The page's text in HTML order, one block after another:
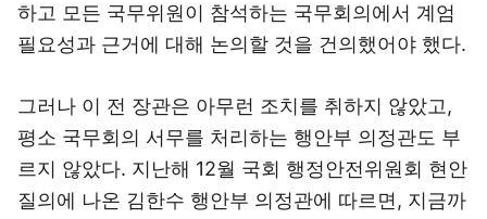
하고 모든 국무위원이 참석하는 국무회의에서 계엄
필요성과 근거에 대해 논의할 것을 건의했어야 했다.
그러나 이 전 장관은 아무런 조치를 취하지 않았고,
평소 국무회의 서무를 처리하는 행안부 의정관도 부
르지 않았다. 지난해 12월 국회 행정안전위원회 현안
질의에 나온 김한수 행안부 의정관에 따르면, 지금까